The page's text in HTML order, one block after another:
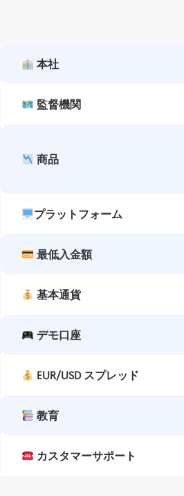
本社
監督機関
商品
プラットフォーム
最低入金額
基本通貨
デモ口座
EUR/USD スプレッド
教育
カスタマーサポート